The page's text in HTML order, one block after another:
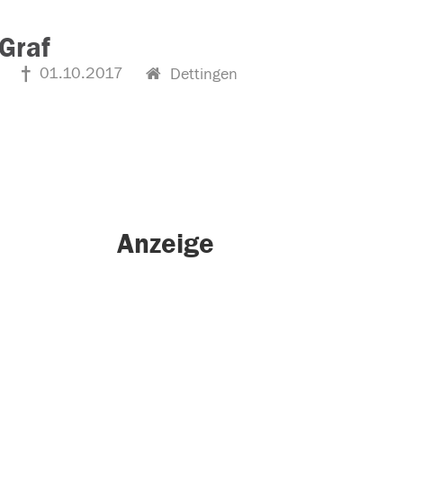
01.10.2017 Dettingen
Anzeige